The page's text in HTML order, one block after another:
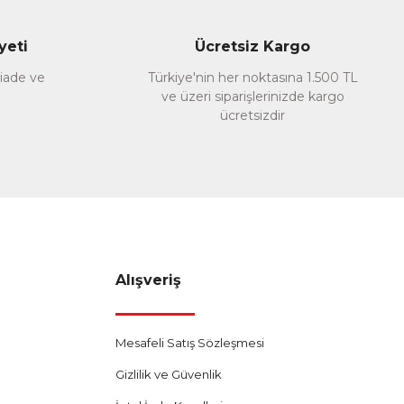
ve
Ücretsiz Kargo
Türkiye'nin her noktasına 1.500 TL
ve üzeri siparişlerinizde kargo
ücretsizdir
Alışveriş
Mesafeli Satış Sözleşmesi
Gizlilik ve Güvenlik